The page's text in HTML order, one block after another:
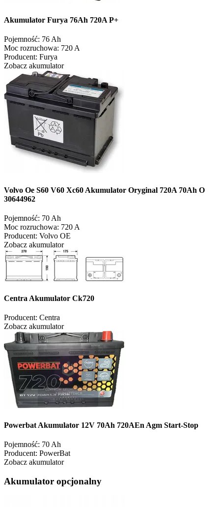
Akumulator Furya 76Ah 720A P+
Pojemność: 76 Ah
Moc rozruchowa: 720 A
Producent: Furya
Zobacz akumulator
Volvo Oe S60 V60 Xc60 Akumulator Oryginal 720A 70Ah O
30644962
Pojemność: 70 Ah
Moc rozruchowa: 720 A
Producent: Volvo OE
Zobacz akumulator
Centra Akumulator Ck720
Producent: Centra
Zobacz akumulator
Powerbat Akumulator 12V 70Ah 720AEn Agm Start-Stop
Pojemność: 70 Ah
Producent: PowerBat
Zobacz akumulator
Akumulator opcjonalny